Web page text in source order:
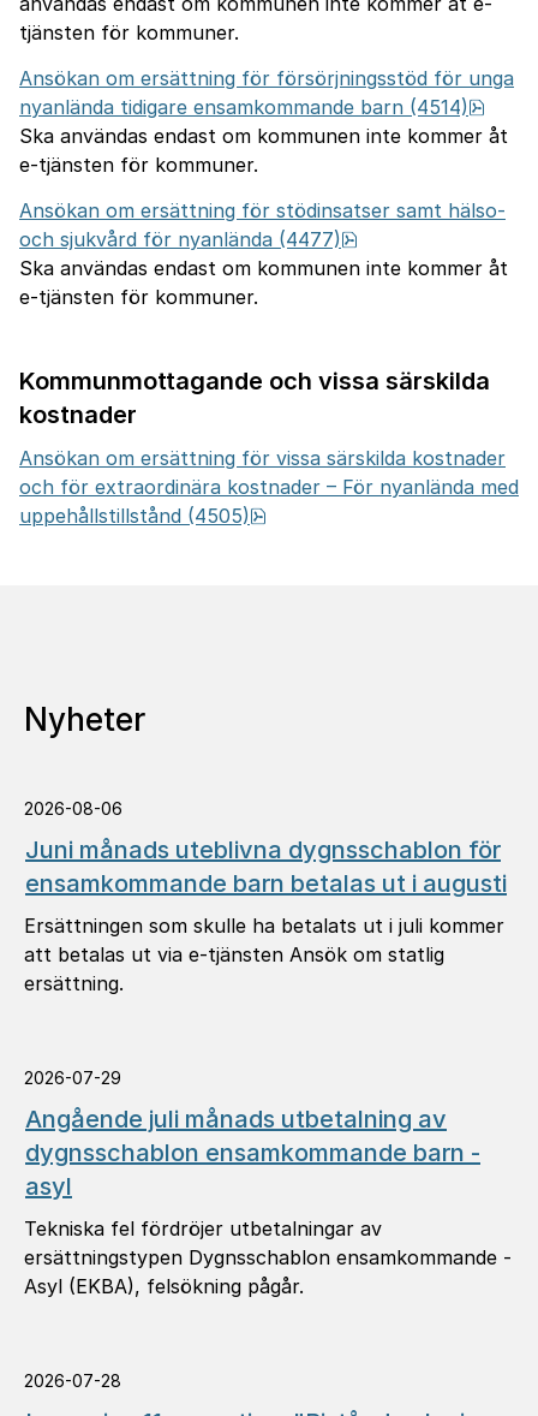
tjänsten för kommuner.
Ansökan om ersättning för försörjningsstöd för unga
nyanlända tidigare ensamkommande barn (4514)
Ska användas endast om kommunen inte kommer åt
e-tjänsten för kommuner.
Ansökan om ersättning för stödinsatser samt hälso-
och sjukvård för nyanlända (4477)
Ska användas endast om kommunen inte kommer åt
e-tjänsten för kommuner.
Kommunmottagande och vissa särskilda
kostnader
Ansökan om ersättning för vissa särskilda kostnader
och för extraordinära kostnader – För nyanlända med
uppehållstillstånd (4505)
Nyheter
2026-08-06
Juni månads uteblivna dygnsschablon för
ensamkommande barn betalas ut i augusti
Ersättningen som skulle ha betalats ut i juli kommer
att betalas ut via e-tjänsten Ansök om statlig
ersättning.
2026-07-29
Angående juli månads utbetalning av
dygnsschablon ensamkommande barn -
asyl
Tekniska fel fördröjer utbetalningar av
ersättningstypen Dygnsschablon ensamkommande -
Asyl (EKBA), felsökning pågår.
2026-07-28